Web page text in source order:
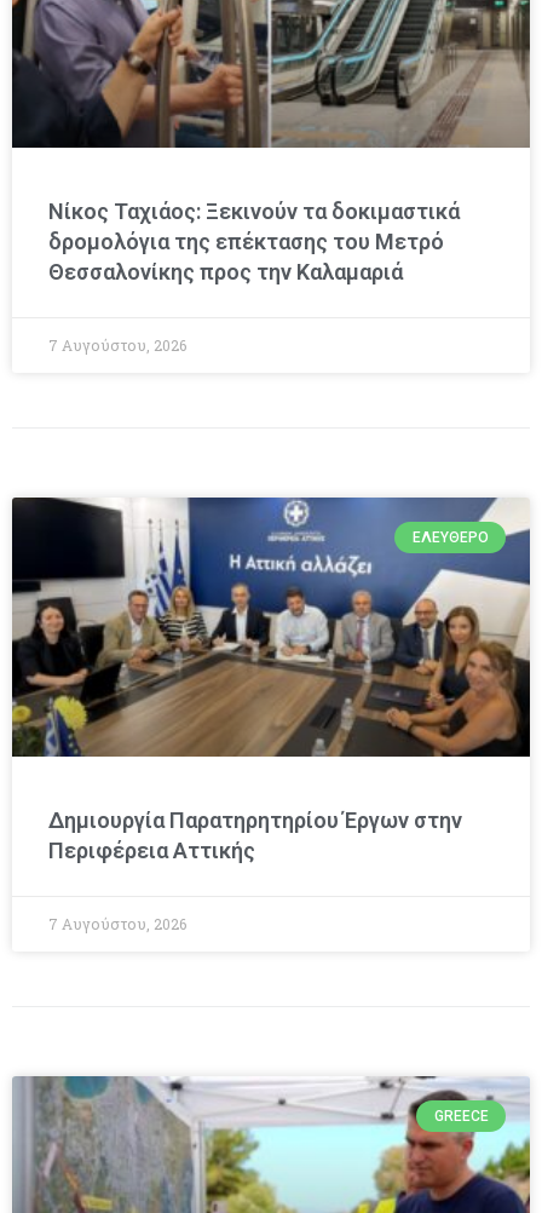
Νίκος Ταχιάος: Ξεκινούν τα δοκιμαστικά
δρομολόγια της επέκτασης του Μετρό
Θεσσαλονίκης προς την Καλαμαριά
7 Αυγούστου, 2026
ΕΛΕΎΘΕΡΟ
Δημιουργία Παρατηρητηρίου Έργων στην
Περιφέρεια Αττικής
7 Αυγούστου, 2026
GREECE